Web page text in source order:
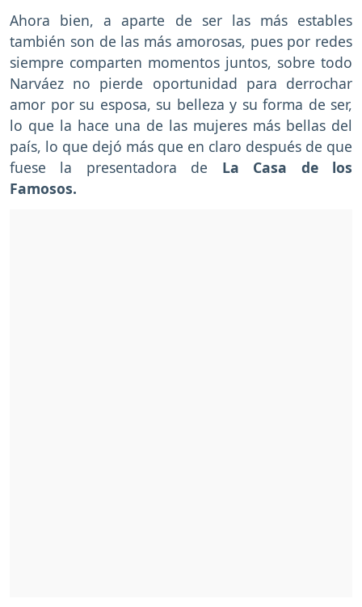
Ahora bien, a aparte de ser las más estables
también son de las más amorosas, pues por redes
siempre comparten momentos juntos, sobre todo
Narváez no pierde oportunidad para derrochar
amor por su esposa, su belleza y su forma de ser,
lo que la hace una de las mujeres más bellas del
país, lo que dejó más que en claro después de que
fuese la presentadora de La Casa de los
Famosos.